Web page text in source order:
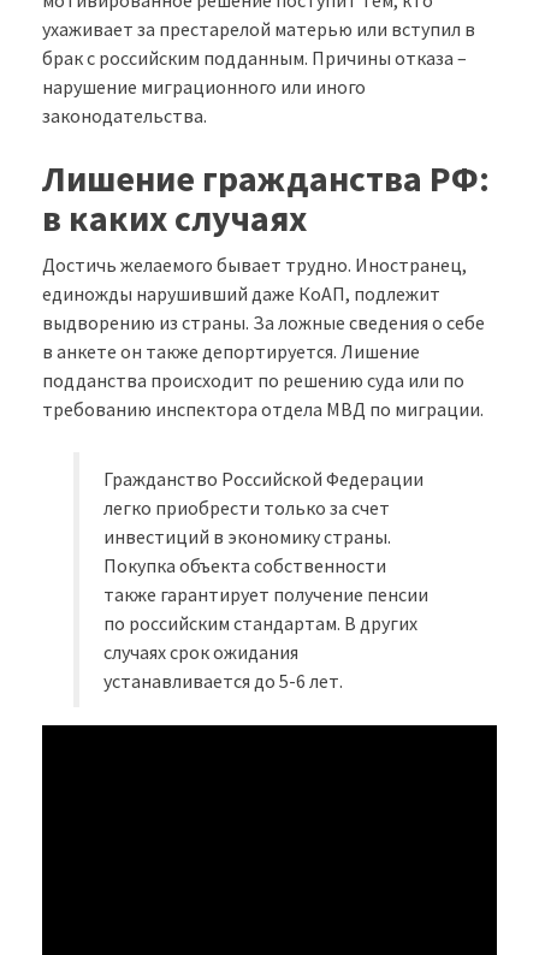
ухаживает за престарелой матерью или вступил в
брак с российским подданным. Причины отказа –
нарушение миграционного или иного
законодательства.
Лишение гражданства РФ:
в каких случаях
Достичь желаемого бывает трудно. Иностранец,
единожды нарушивший даже КоАП, подлежит
выдворению из страны. За ложные сведения о себе
в анкете он также депортируется. Лишение
подданства происходит по решению суда или по
требованию инспектора отдела МВД по миграции.
Гражданство Российской Федерации
легко приобрести только за счет
инвестиций в экономику страны.
Покупка объекта собственности
также гарантирует получение пенсии
по российским стандартам. В других
случаях срок ожидания
устанавливается до 5-6 лет.